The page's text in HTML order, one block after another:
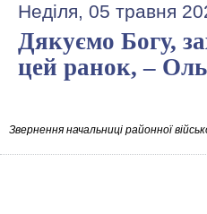
Неділя, 05 травня
Дякуємо Богу,
цей ранок, –
Звернення начальниці районної